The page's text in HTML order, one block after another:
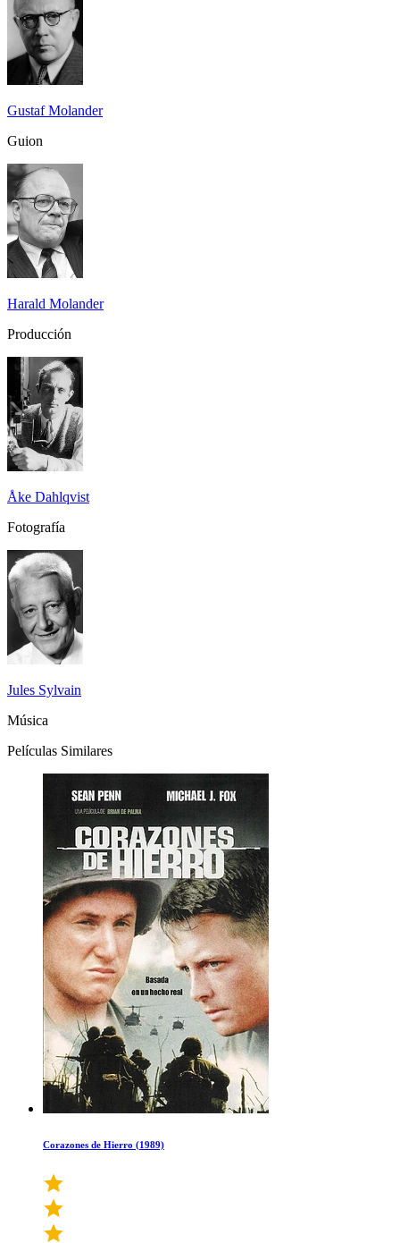
Gustaf Molander
Guion
Harald Molander
Producción
Åke Dahlqvist
Fotografía
Jules Sylvain
Música
Películas Similares
Corazones de Hierro (1989)